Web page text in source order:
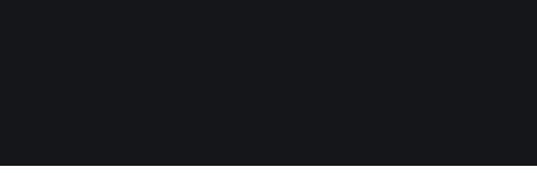
CONTACTO